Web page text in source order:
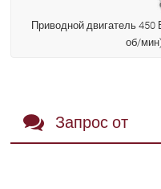
Приводной двигатель 450
об/
Запрос от